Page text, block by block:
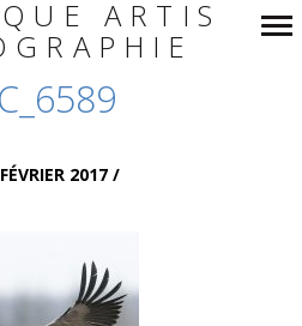
ARTIS
2017 /